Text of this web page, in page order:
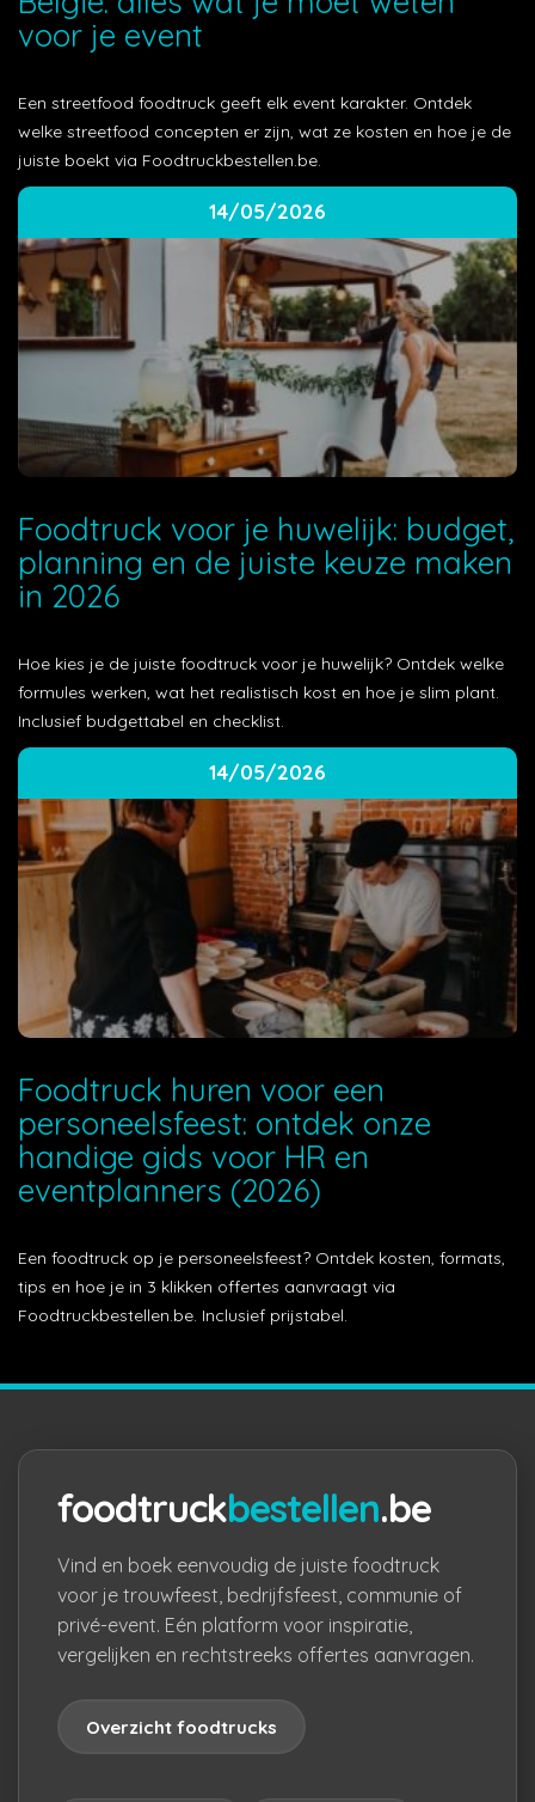
voor je event
Een streetfood foodtruck geeft elk event karakter. Ontdek
welke streetfood concepten er zijn, wat ze kosten en hoe je de
juiste boekt via Foodtruckbestellen.be.
14/05/2026
Foodtruck voor je huwelijk: budget,
planning en de juiste keuze maken
in 2026
Hoe kies je de juiste foodtruck voor je huwelijk? Ontdek welke
formules werken, wat het realistisch kost en hoe je slim plant.
Inclusief budgettabel en checklist.
14/05/2026
Foodtruck huren voor een
personeelsfeest: ontdek onze
handige gids voor HR en
eventplanners (2026)
Een foodtruck op je personeelsfeest? Ontdek kosten, formats,
tips en hoe je in 3 klikken offertes aanvraagt via
Foodtruckbestellen.be. Inclusief prijstabel.
foodtruckbestellen.be
Vind en boek eenvoudig de juiste foodtruck
voor je trouwfeest, bedrijfsfeest, communie of
privé-event. Eén platform voor inspiratie,
vergelijken en rechtstreeks offertes aanvragen.
Overzicht foodtrucks